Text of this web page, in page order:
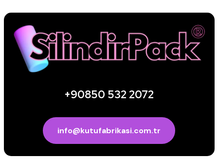
+90850 532 2072
info@kutufabrikasi.com.tr